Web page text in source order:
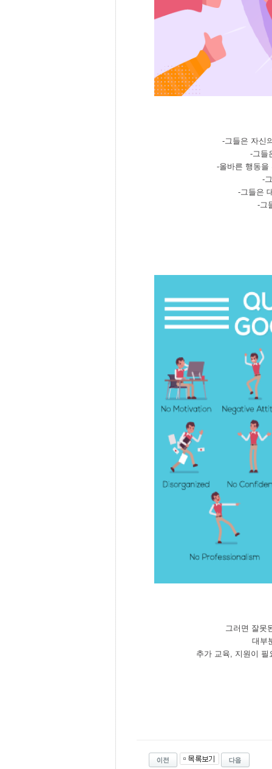
-그들은 자신
-그들
-올바른 행동을
-
-그들은
-그
그러면 잘못
대부
추가 교육, 지원이